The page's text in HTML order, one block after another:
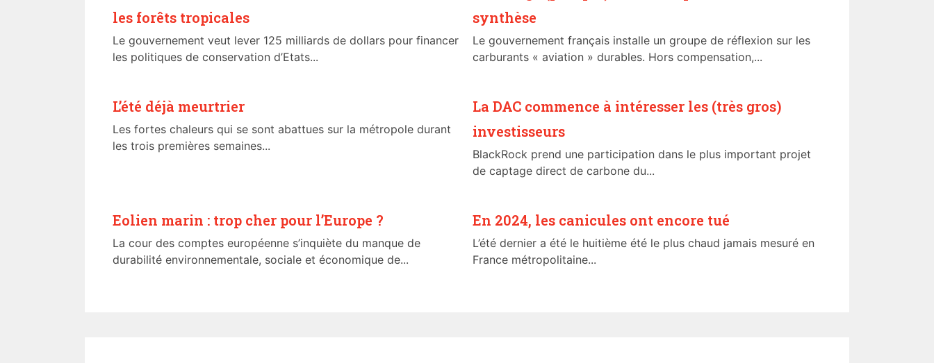
les forêts tropicales
Le gouvernement veut lever 125 milliards de dollars pour financer
les politiques de conservation d’Etats...
synthèse
Le gouvernement français installe un groupe de réflexion sur les
carburants « aviation » durables. Hors compensation,...
L’été déjà meurtrier
Les fortes chaleurs qui se sont abattues sur la métropole durant
les trois premières semaines...
La DAC commence à intéresser les (très gros)
investisseurs
BlackRock prend une participation dans le plus important projet
de captage direct de carbone du...
Eolien marin : trop cher pour l’Europe ?
La cour des comptes européenne s’inquiète du manque de
durabilité environnementale, sociale et économique de...
En 2024, les canicules ont encore tué
L’été dernier a été le huitième été le plus chaud jamais mesuré en
France métropolitaine...